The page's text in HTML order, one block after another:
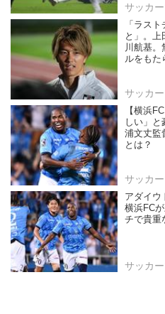
サッカ
「ラス
と」。上
川航基。
ルをもた
サッカ
【横浜
しい」
浦文丈監
とは？
サッカ
アダイウ
横浜FC
チで貴重
サッカ